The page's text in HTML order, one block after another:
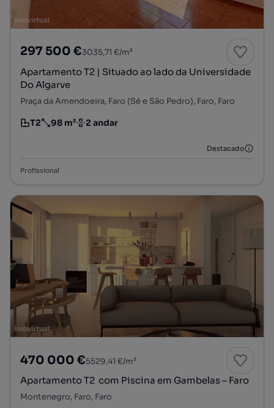
297 500 €3035,71 €/m²
Apartamento T2 | Situado ao lado da Universidade
Do Algarve
Praça da Amendoeira, Faro (Sé e São Pedro), Faro, Faro
Tipologia
T2
Preço por metro quadrado
98 m²
Andar 2 andar
Destacado
Profissional
470 000 €5529,41 €/m²
Apartamento T2 com Piscina em Gambelas – Faro
Montenegro, Faro, Faro